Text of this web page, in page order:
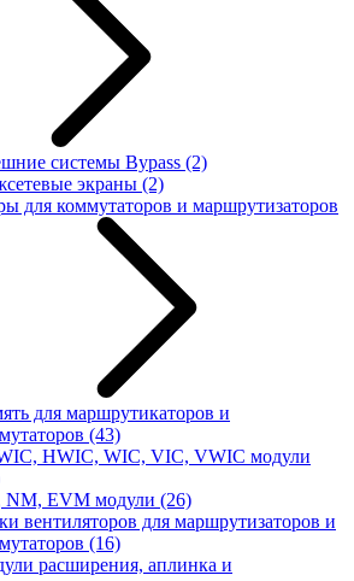
системы Bypass (2)
экраны (2)
для коммутаторов и маршрутизаторов
для маршрутикаторов и
(43)
HWIC, WIC, VIC, VWIC модули
NM, EVM модули (26)
вентиляторов для маршрутизаторов и
(16)
расширения, аплинка и